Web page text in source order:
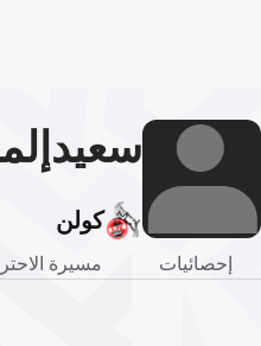
سعيد
كولن
إحصائيات مسيرة